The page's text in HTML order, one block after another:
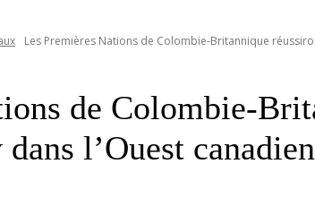
Les Premières Nations de Colombie-Britannique
de Colombie-
l’Ouest